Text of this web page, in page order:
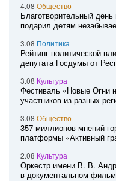
4.08 Общество
Благотворительный
подарил детям
3.08 Политика
Рейтинг политической
депутата Госдумы от
3.08 Культура
Фестиваль «Новые Огни
участников из разных
3.08 Общество
357 миллионов мнений
платформы «Активный
2.08 Культура
Оркестр имени В. В.
в документальном